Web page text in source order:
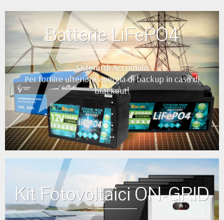
Batterie LiFePO4
Sistemi di Accumulo
Per fornire ulteriore energia di backup in caso di
blackout!
•
•
•
••
Kit Fotovoltaici ON-GRID